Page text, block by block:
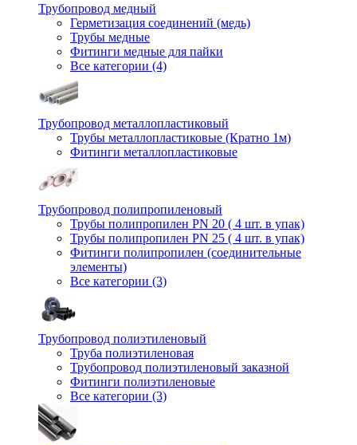
Трубопровод медный
Герметизация соединений (медь)
Трубы медные
Фитинги медные для пайки
Все категории (4)
Трубопровод металлопластиковый
Трубы металлопластиковые (Кратно 1м)
Фитинги металлопластиковые
Трубопровод полипропиленовый
Трубы полипропилен PN 20 ( 4 шт. в упак)
Трубы полипропилен PN 25 ( 4 шт. в упак)
Фитинги полипропилен (cоединительные
элементы)
Все категории (3)
Трубопровод полиэтиленовый
Труба полиэтиленовая
Трубопровод полиэтиленовый заказной
Фитинги полиэтиленовые
Все категории (3)